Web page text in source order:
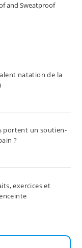
and Sweatproof
natation de la
portent un soutien-
?
exercices et